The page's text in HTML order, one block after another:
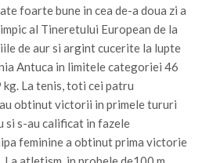
foarte bune in cea de-a doua zi a
al Tineretului European de la
de aur si argint cucerite la lupte
Antuca in limitele categoriei 46
La tenis, toti cei patru
obtinut victorii in primele tururi
si s-au calificat in fazele
feminine a obtinut prima victorie